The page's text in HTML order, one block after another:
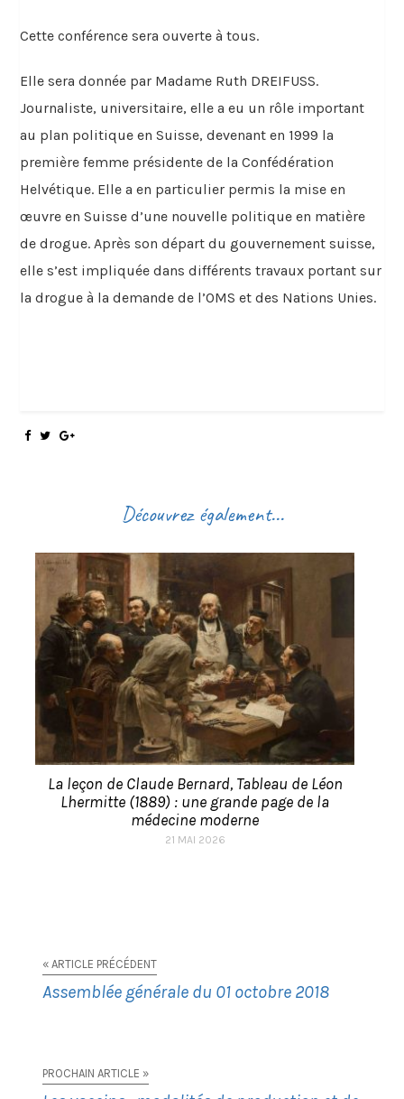
Cette conférence sera ouverte à tous.
Elle sera donnée par Madame Ruth DREIFUSS.
Journaliste, universitaire, elle a eu un rôle important
au plan politique en Suisse, devenant en 1999 la
première femme présidente de la Confédération
Helvétique. Elle a en particulier permis la mise en
œuvre en Suisse d’une nouvelle politique en matière
de drogue. Après son départ du gouvernement suisse,
elle s’est impliquée dans différents travaux portant sur
la drogue à la demande de l’OMS et des Nations Unies.
Découvrez également...
La leçon de Claude Bernard, Tableau de Léon
Lhermitte (1889) : une grande page de la
médecine moderne
21 MAI 2026
« ARTICLE PRÉCÉDENT
Assemblée générale du 01 octobre 2018
PROCHAIN ARTICLE »